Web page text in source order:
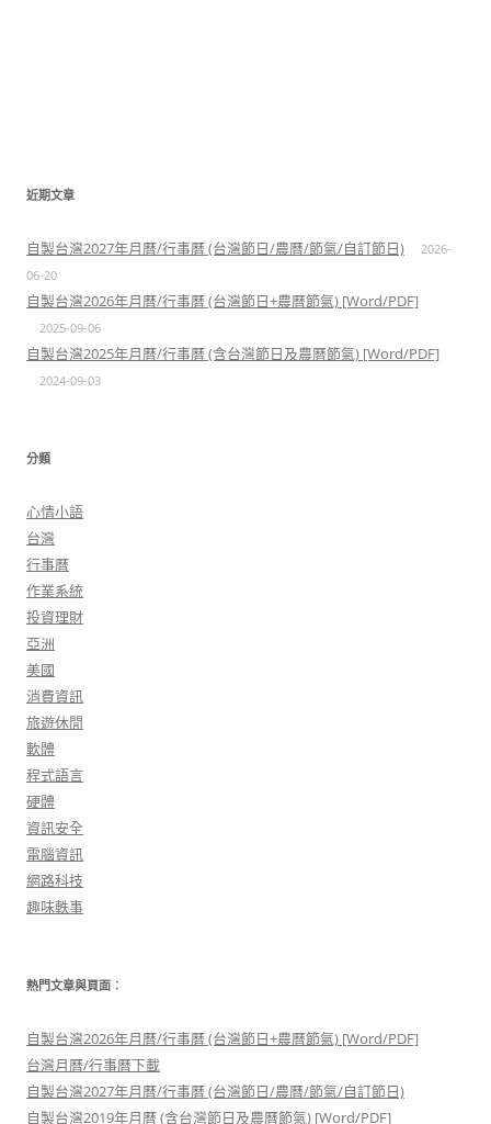
近期文章
自製台灣2027年月曆/行事曆 (台灣節日/農曆/節氣/自訂節日)
2026-
06-20
自製台灣2026年月曆/行事曆 (台灣節日+農曆節氣) [Word/PDF]
2025-09-06
自製台灣2025年月曆/行事曆 (含台灣節日及農曆節氣) [Word/PDF]
2024-09-03
分類
心情小語
台灣
行事曆
作業系統
投資理財
亞洲
美國
消費資訊
旅遊休閒
軟體
程式語言
硬體
資訊安全
電腦資訊
網路科技
趣味軼事
熱門文章與頁面︰
自製台灣2026年月曆/行事曆 (台灣節日+農曆節氣) [Word/PDF]
台灣月曆/行事曆下載
自製台灣2027年月曆/行事曆 (台灣節日/農曆/節氣/自訂節日)
自製台灣2019年月曆 (含台灣節日及農曆節氣) [Word/PDF]